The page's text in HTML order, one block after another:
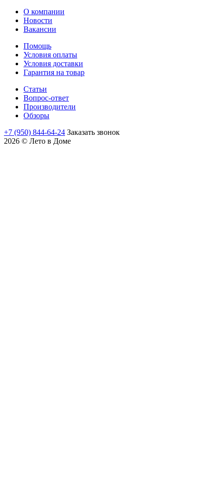
О компании
Новости
Вакансии
Помощь
Условия оплаты
Условия доставки
Гарантия на товар
Статьи
Вопрос-ответ
Производители
Обзоры
+7 (950) 844-64-24 Заказать звонок
2026 © Лето в Доме